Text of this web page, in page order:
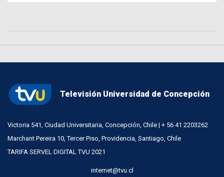
Televisión Universidad de Concepción
Victoria 541, Ciudad Universitaria, Concepción, Chile | + 56 41 2203262
Marchant Pereira 10, Tercer Piso, Providencia, Santiago, Chile
TARIFA SERVEL DIGITAL TVU 2021
internet@tvu.cl